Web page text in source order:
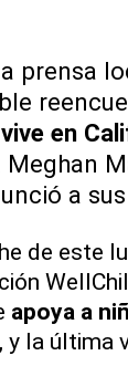
prensa
vive en
a
de este
apoya a
y la última